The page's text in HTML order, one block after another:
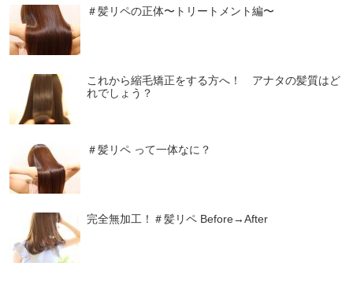
＃髪リペの正体〜トリートメント編〜
これから縮毛矯正をする方へ！ アナタの髪質はど
れでしょう？
＃髪リペ って一体なに？
完全無加工！＃髪リペ Before→After